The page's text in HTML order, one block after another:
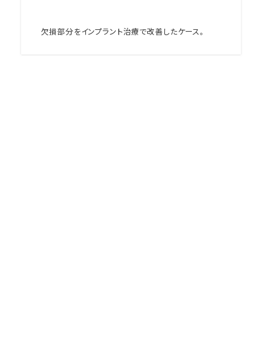
欠損部分をインプラント治療で改善したケース。